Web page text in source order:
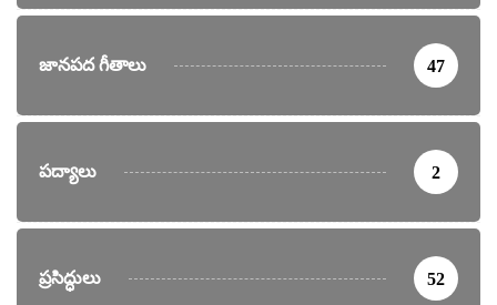
జానపద గీతాలు 47
పద్యాలు 2
ప్రసిద్ధులు 52